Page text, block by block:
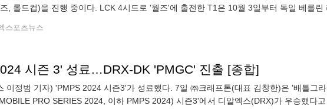
, 롤드컵)을 진행 중이다. LCK 4시드로 '월즈'에 출전한 T1은 10월 3일부터 독일 베를린
스포츠뉴스
시즌 3' 성료…DRX-DK 'PMGC' 진출 [종합]
이정범 기자) 'PMPS 2024 시즌3'가 성료했다. 7일 ㈜크래프톤(대표 김창한)은 '배틀그
PRO SERIES 2024, 이하 PMPS 2024) 시즌3'에서 디알엑스(DRX)가 우승했다고